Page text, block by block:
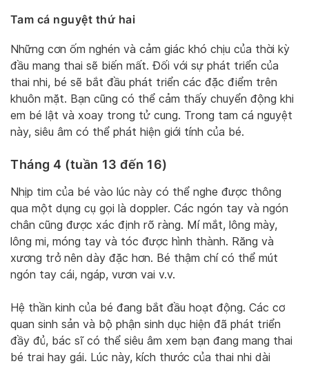
Tam cá nguyệt thứ hai
Những cơn ốm nghén và cảm giác khó chịu của thời kỳ
đầu mang thai sẽ biến mất. Đối với sự phát triển của
thai nhi, bé sẽ bắt đầu phát triển các đặc điểm trên
khuôn mặt. Bạn cũng có thể cảm thấy chuyển động khi
em bé lật và xoay trong tử cung. Trong tam cá nguyệt
này, siêu âm có thể phát hiện giới tính của bé.
Tháng 4 (tuần 13 đến 16)
Nhịp tim của bé vào lúc này có thể nghe được thông
qua một dụng cụ gọi là doppler. Các ngón tay và ngón
chân cũng được xác định rõ ràng. Mí mắt, lông mày,
lông mi, móng tay và tóc được hình thành. Răng và
xương trở nên dày đặc hơn. Bé thậm chí có thể mút
ngón tay cái, ngáp, vươn vai v.v.
Hệ thần kinh của bé đang bắt đầu hoạt động. Các cơ
quan sinh sản và bộ phận sinh dục hiện đã phát triển
đầy đủ, bác sĩ có thể siêu âm xem bạn đang mang thai
bé trai hay gái. Lúc này, kích thước của thai nhi dài